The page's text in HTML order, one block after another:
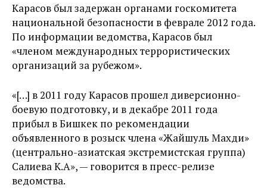
Карасов был задержан органами госкомитета
национальной безопасности в феврале 2012 года.
По информации ведомства, Карасов был
«членом международных террористических
организаций за рубежом».
«[…] в 2011 году Карасов прошел диверсионно-
боевую подготовку, и в декабре 2011 года
прибыл в Бишкек по рекомендации
объявленного в розыск члена «Жайшуль Махди»
(центрально-азиатская экстремистская группа)
Салиева К.А», — говорится в пресс-релизе
ведомства.